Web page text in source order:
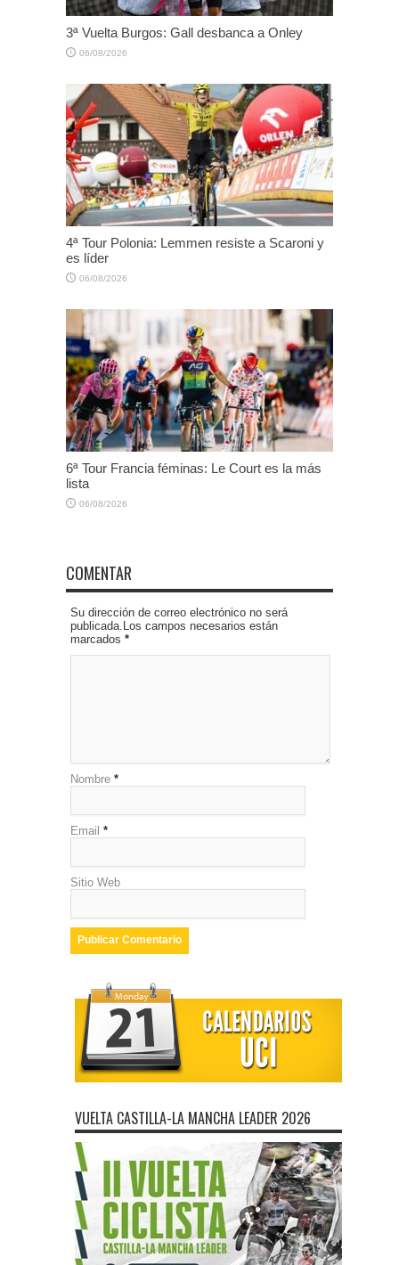
3ª Vuelta Burgos: Gall desbanca a Onley
06/08/2026
4ª Tour Polonia: Lemmen resiste a Scaroni y
es líder
06/08/2026
6ª Tour Francia féminas: Le Court es la más
lista
06/08/2026
COMENTAR
Su dirección de correo electrónico no será
publicada.Los campos necesarios están
marcados *
Nombre *
Email *
Sitio Web
VUELTA CASTILLA-LA MANCHA LEADER 2026